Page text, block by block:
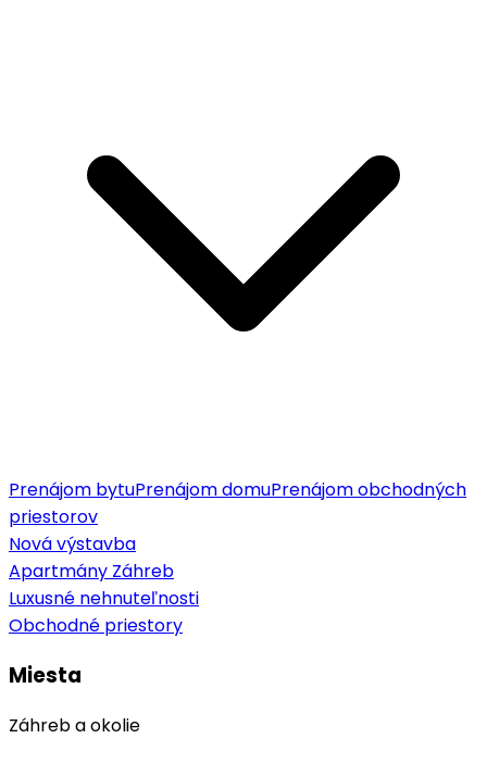
Prenájom bytuPrenájom domuPrenájom obchodných
priestorov
Nová výstavba
Apartmány Záhreb
Luxusné nehnuteľnosti
Obchodné priestory
Miesta
Záhreb a okolie